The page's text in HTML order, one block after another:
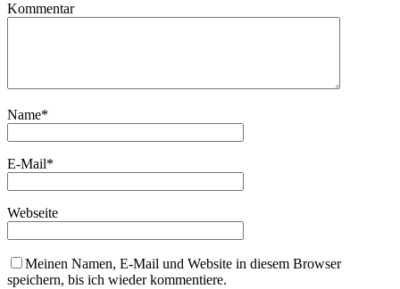
Kommentar
Name*
E-Mail*
Webseite
Meinen Namen, E-Mail und Website in diesem Browser
speichern, bis ich wieder kommentiere.